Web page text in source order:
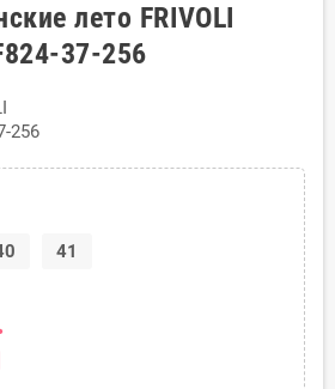
лето FRIVOLI
37-256
256
41